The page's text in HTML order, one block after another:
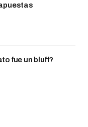
fue un bluff?